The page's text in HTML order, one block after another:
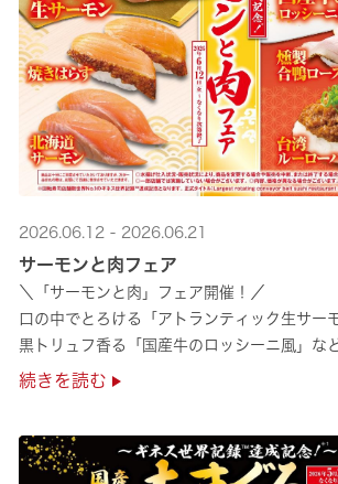
2026.06.12 - 2026.06.21
サーモンと肉フェア
＼「サーモンと肉」フェア開催！／
口の中でとろける「アトランティック生サー
黒トリュフ香る「国産牛のロッシーニ風」など
圧倒的な贅沢感をぜひ店舗でご堪能ください🍣
続きを読む